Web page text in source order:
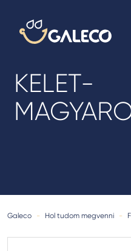
KELET-
Galeco - Hol tudom megvenni -
ROOFGUTTER CLASSIC
GALECO BROSA MODULOS
GALECO LAPOSTETŐK